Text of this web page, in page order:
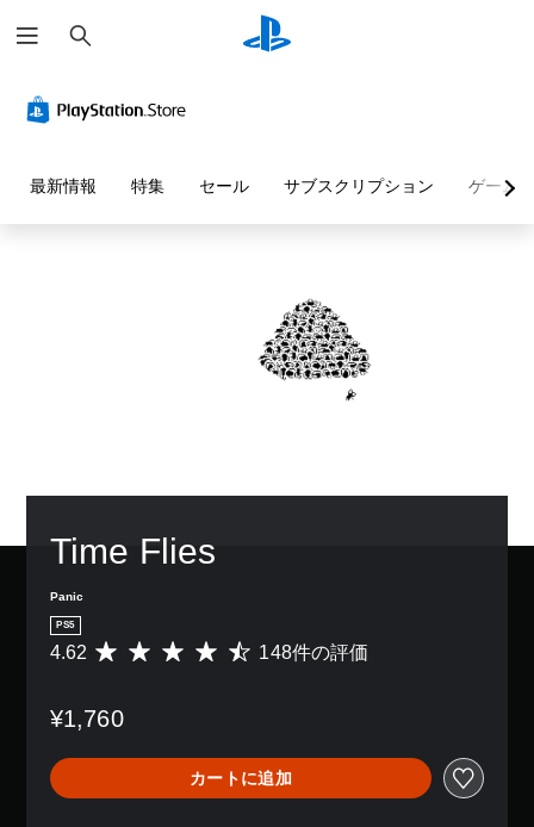
索
最新情報 特集 セール サブスクリプション ゲーム
Time Flies
Panic
PS5
評
は
4
8
、
4.62 148件の評価
¥1,760
カートに追加